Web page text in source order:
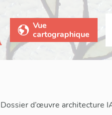
Vue
cartographique
Dossier d’œuvre architecture